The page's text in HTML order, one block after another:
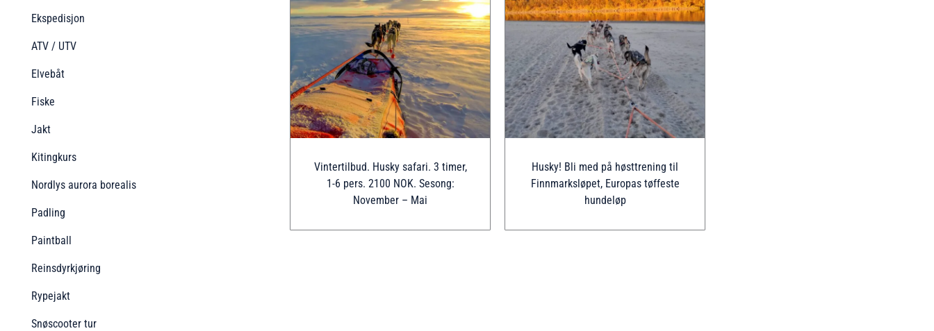
Ekspedisjon
ATV / UTV
Elvebåt
Fiske
Jakt
Kitingkurs
Nordlys aurora borealis
Padling
Paintball
Reinsdyrkjøring
Rypejakt
Snøscooter tur
Vintertilbud. Husky safari. 3 timer,
1-6 pers. 2100 NOK. Sesong:
November – Mai
Husky! Bli med på høsttrening til
Finnmarksløpet, Europas tøffeste
hundeløp